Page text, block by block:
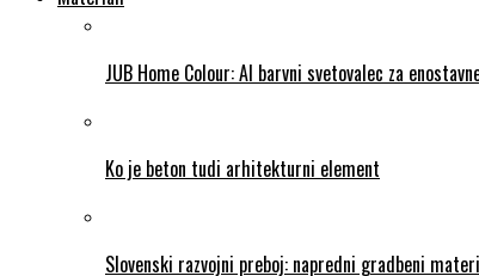
JUB Home Colour: AI barvni svetovalec za
Ko je beton tudi arhitekturni element
Slovenski razvojni preboj: napredni gradbeni